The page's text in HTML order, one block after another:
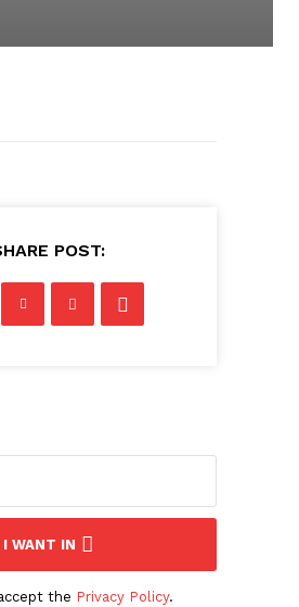
POST:
I WANT IN
the Privacy Policy.